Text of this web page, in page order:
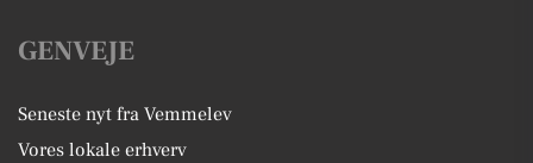
GENVEJE
Seneste nyt fra Vemmelev
Vores lokale erhverv